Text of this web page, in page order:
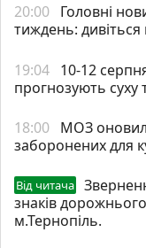
20:00 Головні
тиждень: дивіться
19:04 10-12
прогнозують суху
18:00 МОЗ
заборонених для
Від читача
знаків
м.Тернопіль.